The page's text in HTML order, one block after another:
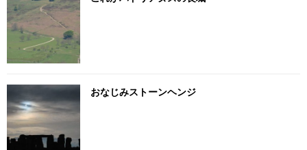
おなじみストーンヘンジ